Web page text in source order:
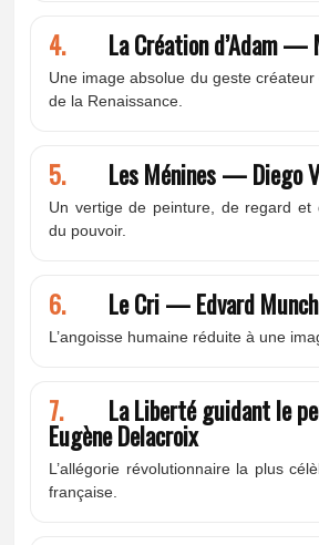
4. La Création d’Adam —
Une image absolue du geste
de la Renaissance.
5. Les Ménines — Diego
Un vertige de peinture, de regard et
du pouvoir.
6. Le Cri — Edvard Munch
L’angoisse humaine réduite à une
7. La Liberté guidant le
Eugène Delacroix
L’allégorie révolutionnaire la plus
française.